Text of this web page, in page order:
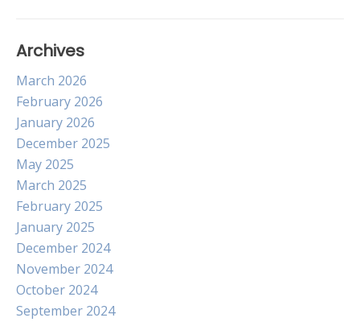
Archives
March 2026
February 2026
January 2026
December 2025
May 2025
March 2025
February 2025
January 2025
December 2024
November 2024
October 2024
September 2024